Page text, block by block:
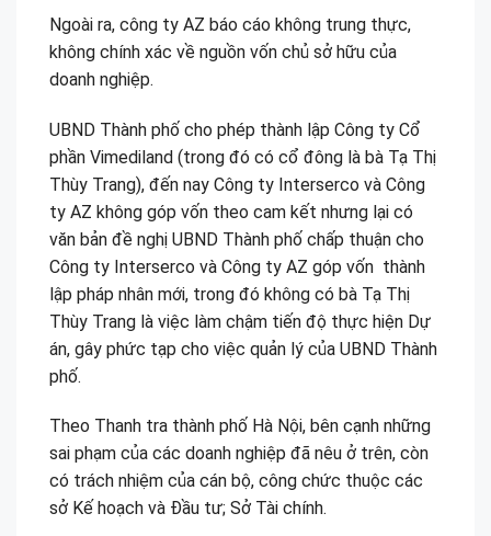
Ngoài ra, công ty AZ báo cáo không trung thực,
không chính xác về nguồn vốn chủ sở hữu của
doanh nghiệp.
UBND Thành phố cho phép thành lập Công ty Cổ
phần Vimediland (trong đó có cổ đông là bà Tạ Thị
Thùy Trang), đến nay Công ty Interserco và Công
ty AZ không góp vốn theo cam kết nhưng lại có
văn bản đề nghị UBND Thành phố chấp thuận cho
Công ty Interserco và Công ty AZ góp vốn thành
lập pháp nhân mới, trong đó không có bà Tạ Thị
Thùy Trang là việc làm chậm tiến độ thực hiện Dự
án, gây phức tạp cho việc quản lý của UBND Thành
phố.
Theo Thanh tra thành phố Hà Nội, bên cạnh những
sai phạm của các doanh nghiệp đã nêu ở trên, còn
có trách nhiệm của cán bộ, công chức thuộc các
sở Kế hoạch và Đầu tư; Sở Tài chính.